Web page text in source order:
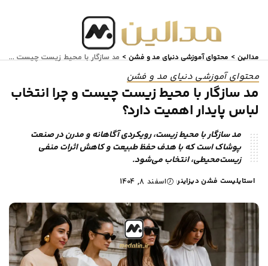
مدالین > محتوای آموزشی دنیای مد و فشن > مد سازگار با محیط زیست چیست و چرا انتخاب لباس پایدار اهمیت دارد؟
محتوای آموزشی دنیای مد و فشن
مد سازگار با محیط زیست چیست و چرا انتخاب
لباس پایدار اهمیت دارد؟
مد سازگار با محیط زیست، رویکردی آگاهانه و مدرن در صنعت
پوشاک است که با هدف حفظ طبیعت و کاهش اثرات منفی
زیست‌محیطی، انتخاب می‌شود.
استایلیست فشن دیزاینر اسفند 8, 1404